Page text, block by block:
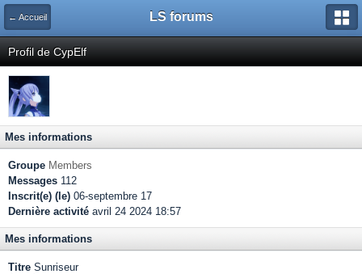
← Accueil LS forums
Profil de CypElf
Mes informations
Groupe Members
Messages 112
Inscrit(e) (le) 06-septembre 17
Dernière activité avril 24 2024 18:57
Mes informations
Titre Sunriseur